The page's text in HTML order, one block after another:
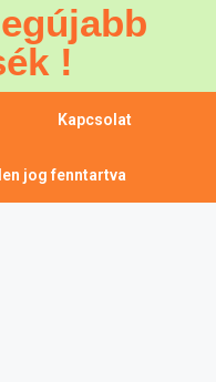
!
Kapcsolat
jog fenntartva